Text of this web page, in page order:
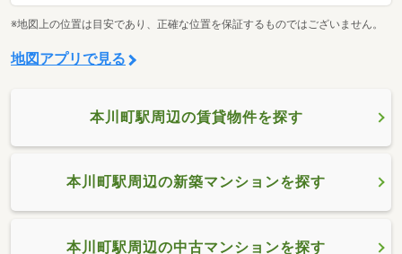
※地図上の位置は目安であり、正確な位置を保証するものではございません。
地図アプリで見る
本川町駅周辺の賃貸物件を探す
本川町駅周辺の新築マンションを探す
本川町駅周辺の中古マンションを探す